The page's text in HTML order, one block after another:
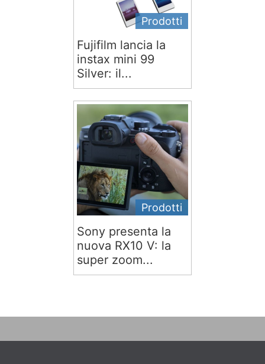
Prodotti
Fujifilm lancia la
instax mini 99
Silver: il...
Prodotti
Sony presenta la
nuova RX10 V: la
super zoom...